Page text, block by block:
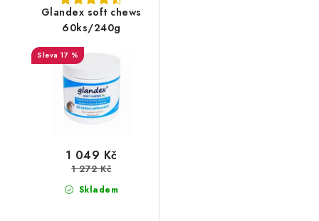
Glandex soft chews
60ks/240g
17 %
Skladem
1 049 Kč
1 272 Kč